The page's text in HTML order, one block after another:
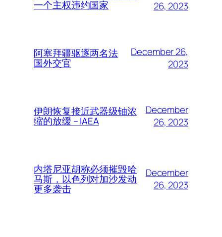
一个主权违约国家
26, 2023
阿塞拜疆驱逐两名法
国外交官
December 26,
2023
伊朗恢复接近武器级铀浓
缩的放缓 – IAEA
December
26, 2023
内塔尼亚胡称必须摧毁哈
马斯，以色列对加沙发动
更多袭击
December
26, 2023